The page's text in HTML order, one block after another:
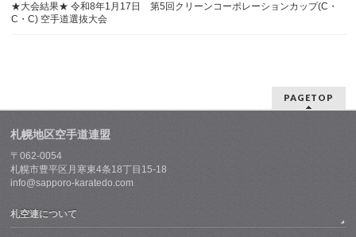
★大会結果★ 令和8年1月17日 第5回クリーンコーポレーションカップ(C・
C・C) 空手道選抜大会
PAGETOP
札幌地区空手道連盟
〒062-0054
札幌市豊平区月寒東4条18丁目15-18
info@sapporo-karatedo.com
札空連について